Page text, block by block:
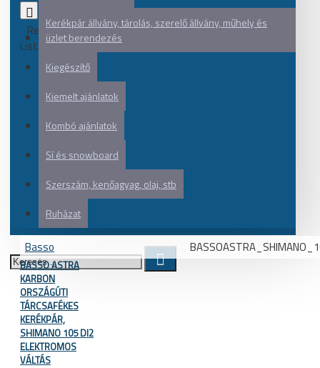
Kerékpár állvány, tárolás, szerelő állvány, műhely és
üzlet berendezés
Kiegészítő
Kiemelt ajánlatok
Kombó ajánlatok
Sí és snowboard
Szerszám, kenőagyag, olaj, stb
Ruházat
Rendezés:
Listázás:
Basso
BASSO ASTRA
KARBON
ORSZÁGÚTI
TÁRCSAFÉKES
KERÉKPÁR,
SHIMANO 105 DI2
ELEKTROMOS
VÁLTÁS